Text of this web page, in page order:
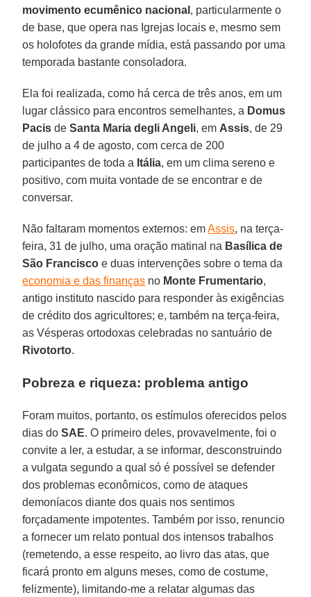
movimento ecumênico nacional , particularmente o
de base, que opera nas Igrejas locais e, mesmo sem
os holofotes da grande mídia, está passando por uma
temporada bastante consoladora.
Ela foi realizada, como há cerca de três anos, em um
lugar clássico para encontros semelhantes, a Domus
Pacis deSanta Maria degli Angeli, em Assis, de 29
de julho a 4 de agosto, com cerca de 200
participantes de toda a Itália, em um clima sereno e
positivo, com muita vontade de se encontrar e de
conversar.
Não faltaram momentos externos: emAssis, na terça-
feira, 31 de julho, uma oração matinal na Basílica de
São Franciscoe duas intervenções sobre o tema da
economia e das finanças no Monte Frumentario,
antigo instituto nascido para responder às exigências
de crédito dos agricultores; e, também na terça-feira,
as Vésperas ortodoxas celebradas no santuário de
Rivotorto.
Pobreza e riqueza: problema antigo
Foram muitos, portanto, os estímulos oferecidos pelos
dias doSAE. O primeiro deles, provavelmente, foi o
convite a ler, a estudar, a se informar, desconstruindo
a vulgata segundo a qual só é possível se defender
dos problemas econômicos, como de ataques
demoníacos diante dos quais nos sentimos
forçadamente impotentes. Também por isso, renuncio
a fornecer um relato pontual dos intensos trabalhos
(remetendo, a esse respeito, ao livro das atas, que
ficará pronto em alguns meses, como de costume,
felizmente), limitando-me a relatar algumas das